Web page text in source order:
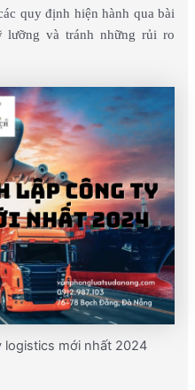
quy định hiện hành qua bài
lưỡng và tránh những rủi ro
logistics mới nhất 2024